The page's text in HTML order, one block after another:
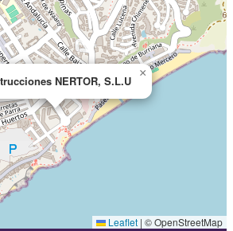
NERTOR, S.L.U
×
Leaflet | © OpenStreetMap